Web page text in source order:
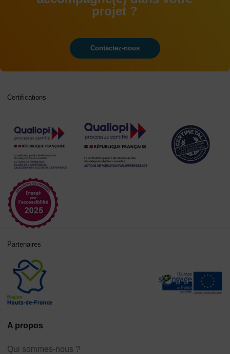
projet ?
Contactez-nous
A propos
Qui sommes-nous ?
Certifications
Partenaires